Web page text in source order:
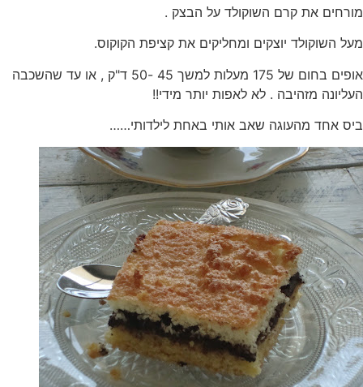
מורחים את קרם השוקולד על הבצק .
מעל השוקולד יוצקים ומחליקים את קציפת הקוקוס.
אופים בחום של 175 מעלות למשך 45 -50 ד"ק , או עד שהשכבה
העליונה מזהיבה . לא לאפות יותר מידי!!
ביס אחד מהעוגה שאב אותי באחת לילדותי……